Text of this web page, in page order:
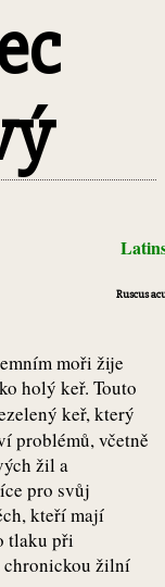
Ruscus
moři žije
holý keř. Touto
keř, který
problémů, včetně
žil a
pro svůj
kteří mají
tlaku při
chronickou žilní